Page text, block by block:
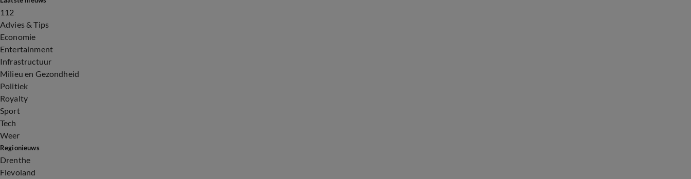
112
Advies & Tips
Economie
Entertainment
Infrastructuur
Milieu en Gezondheid
Politiek
Royalty
Sport
Tech
Weer
Regionieuws
Drenthe
Flevoland